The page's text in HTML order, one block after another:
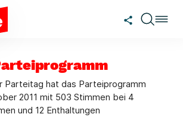
Parteitag hat das Parteiprogramm
2011 mit 503 Stimmen bei 4
und 12 Enthaltungen